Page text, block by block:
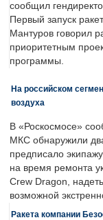
сообщил
Первый запуск
Мантуров говорил
приоритетным
программы.
На российском
воздуха
В «Роскосмосе»
МКС обнаружили
предписало
на время ремонта
Crew Dragon,
возможной
Ракета компании